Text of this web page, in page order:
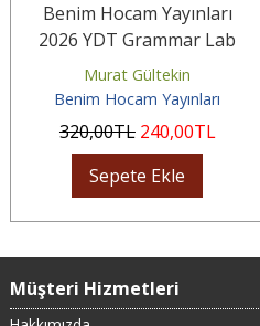
Benim Hocam Yayınları
2026 YDT Grammar Lab
Ders Notları ve Video
Çözümlü...
Murat Gültekin
Benim Hocam Yayınları
320,00TL 240,00TL
Sepete Ekle
Müşteri Hizmetleri